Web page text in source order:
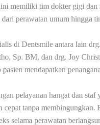
memiliki tim dokter gigi dan
perawatan umum hingga
di Dentsmile antara lain
Sp. BM, dan drg. Joy
mendapatkan
pelayanan hangat dan staf
cepat tanpa membingungkan.
selama perawatan